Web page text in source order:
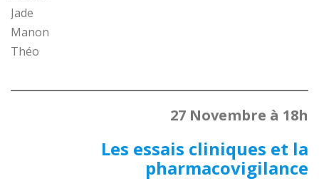
Jade
Manon
Théo
27 Novembre à 18h
Les essais cliniques et la
pharmacovigilance